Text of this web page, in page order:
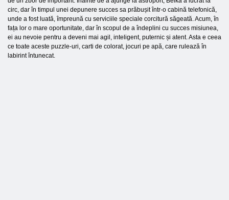
circ, dar în timpul unei depunere succes sa prăbușit într-o cabină telefonică,
unde a fost luată, împreună cu serviciile speciale corcitură săgeată. Acum, în
fața lor o mare oportunitate, dar în scopul de a îndeplini cu succes misiunea,
ei au nevoie pentru a deveni mai agil, inteligent, puternic și atent. Asta e ceea
ce toate aceste puzzle-uri, carti de colorat, jocuri pe apă, care rulează în
labirint întunecat.